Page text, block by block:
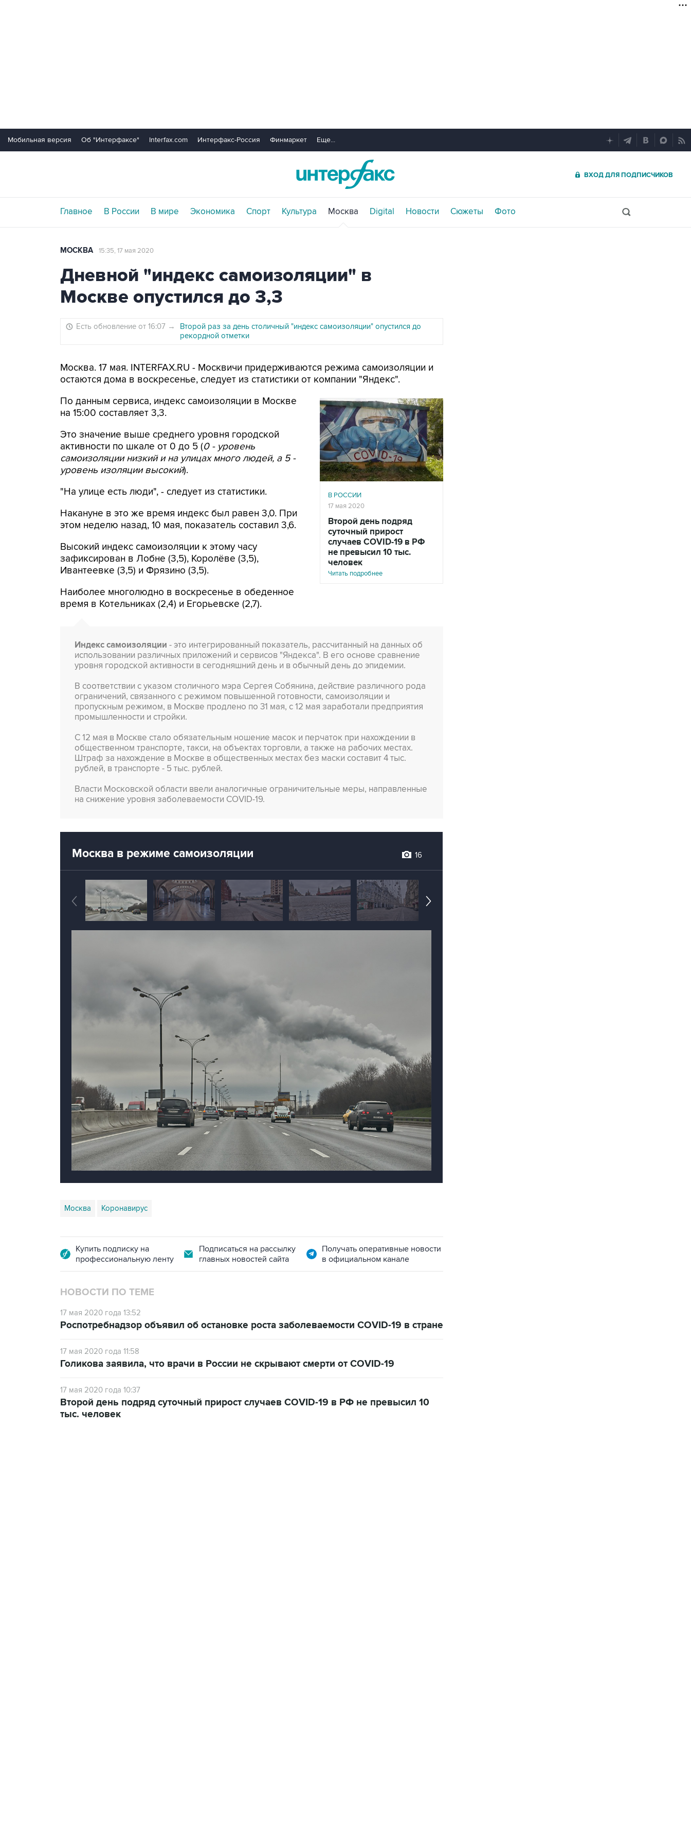
Мобильная версия Об "Интерфаксе" Interfax.com Интерфакс-Россия Финмаркет Еще...
ВХОД ДЛЯ ПОДПИСЧИКОВ
Главное В России В мире Экономика Спорт Культура Москва Digital Новости Сюжеты Фото
МОСКВА 15:35, 17 мая 2020
Дневной "индекс самоизоляции" в
Москве опустился до 3,3
Есть обновление от 16:07 →
Второй раз за день столичный "индекс самоизоляции" опустился до
рекордной отметки
Москва. 17 мая. INTERFAX.RU - Москвичи придерживаются режима самоизоляции и
остаются дома в воскресенье, следует из статистики от компании "Яндекс".
В РОССИИ
17 мая 2020
Второй день подряд
суточный прирост
случаев COVID-19 в РФ
не превысил 10 тыс.
человек
Читать подробнее
По данным сервиса, индекс самоизоляции в Москве
на 15:00 составляет 3,3.
Это значение выше среднего уровня городской
активности по шкале от 0 до 5 (0 - уровень
самоизоляции низкий и на улицах много людей, а 5 -
уровень изоляции высокий).
"На улице есть люди", - следует из статистики.
Накануне в это же время индекс был равен 3,0. При
этом неделю назад, 10 мая, показатель составил 3,6.
Высокий индекс самоизоляции к этому часу
зафиксирован в Лобне (3,5), Королёве (3,5),
Ивантеевке (3,5) и Фрязино (3,5).
Наиболее многолюдно в воскресенье в обеденное
время в Котельниках (2,4) и Егорьевске (2,7).
Индекс самоизоляции - это интегрированный показатель, рассчитанный на данных об
использовании различных приложений и сервисов "Яндекса". В его основе сравнение
уровня городской активности в сегодняшний день и в обычный день до эпидемии.
В соответствии с указом столичного мэра Сергея Собянина, действие различного рода
ограничений, связанного с режимом повышенной готовности, самоизоляции и
пропускным режимом, в Москве продлено по 31 мая, с 12 мая заработали предприятия
промышленности и стройки.
С 12 мая в Москве стало обязательным ношение масок и перчаток при нахождении в
общественном транспорте, такси, на объектах торговли, а также на рабочих местах.
Штраф за нахождение в Москве в общественных местах без маски составит 4 тыс.
рублей, в транспорте - 5 тыс. рублей.
Власти Московской области ввели аналогичные ограничительные меры, направленные
на снижение уровня заболеваемости COVID-19.
Москва в режиме самоизоляции 16
Москва Коронавирус
Купить подписку на
профессиональную ленту
Подписаться на рассылку
главных новостей сайта
Получать оперативные новости
в официальном канале
НОВОСТИ ПО ТЕМЕ
17 мая 2020 года 13:52
Роспотребнадзор объявил об остановке роста заболеваемости COVID-19 в стране
17 мая 2020 года 11:58
Голикова заявила, что врачи в России не скрывают смерти от COVID-19
17 мая 2020 года 10:37
Второй день подряд суточный прирост случаев COVID-19 в РФ не превысил 10
тыс. человек